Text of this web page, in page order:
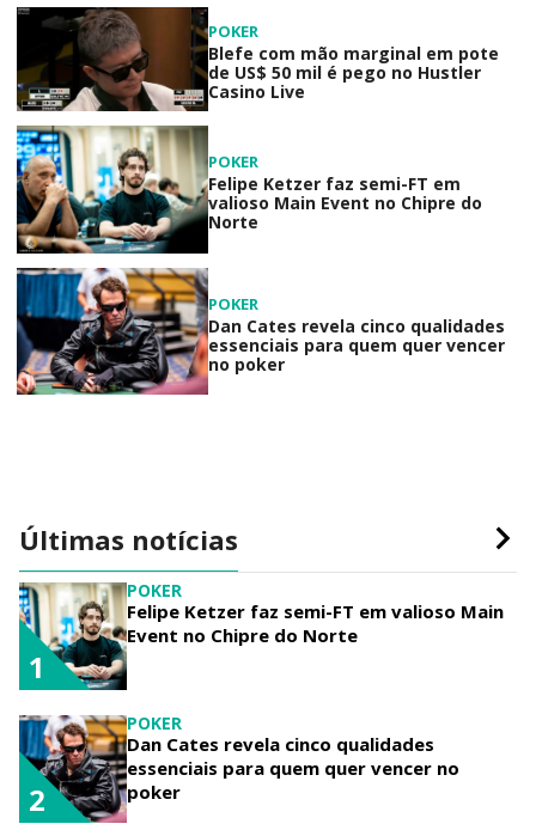
POKER
Blefe com mão marginal em pote
de US$ 50 mil é pego no Hustler
Casino Live
POKER
Felipe Ketzer faz semi-FT em
valioso Main Event no Chipre do
Norte
POKER
Dan Cates revela cinco qualidades
essenciais para quem quer vencer
no poker
Últimas notícias
POKER
Felipe Ketzer faz semi-FT em valioso Main
Event no Chipre do Norte
1
POKER
Dan Cates revela cinco qualidades
essenciais para quem quer vencer no
poker
2